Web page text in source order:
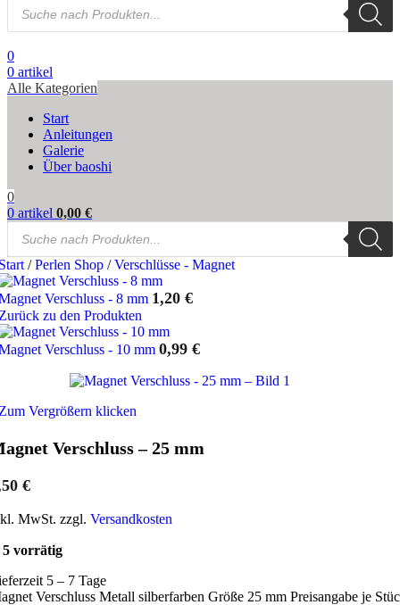
search
0
0 artikel
Alle Kategorien
Start
Anleitungen
Galerie
Über baoshi
0
0 artikel 0,00 €
Products
search
/ Perlen Shop / Verschlüsse - Magnet
Verschluss - 8 mm 1,20 €
zu den Produkten
Verschluss - 10 mm 0,99 €
Vergrößern klicken
Verschluss – 25 mm
€
MwSt. zzgl. Versandkosten
5 vorrätig
5 – 7 Tage
Verschluss Metall silberfarben Größe 25 mm Preisangabe je